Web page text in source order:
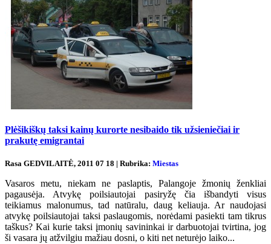
Plėšikiškų taksi kainų kurorte nesibaido tik užsieniečiai ir
prakutę emigrantai
Rasa GEDVILAITĖ, 2011 07 18 | Rubrika: Miestas
Vasaros metu, niekam ne paslaptis, Palangoje žmonių ženkliai
pagausėja. Atvykę poilsiautojai pasiryžę čia išbandyti visus
teikiamus malonumus, tad natūralu, daug keliauja. Ar naudojasi
atvykę poilsiautojai taksi paslaugomis, norėdami pasiekti tam tikrus
taškus? Kai kurie taksi įmonių savininkai ir darbuotojai tvirtina, jog
ši vasara jų atžvilgiu mažiau dosni, o kiti net neturėjo laiko...